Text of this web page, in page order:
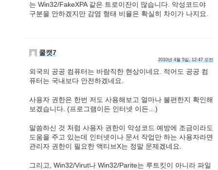
는 Win32/FakeXPA 같은 트로이잔이 많습니다. 악성코드야
구분을 안하겠지만 감염 형태 비율은 확실히 차이가 나지요.
쿨캣7
2010년 4월 5일, 12:47 오전
외국의 공공 컴퓨터는 바람직한 현상이네요. 적어도 공공 컴
퓨터는 국내보다 안전하겠네요.
사용자 권한은 한번 저도 사용해보고 얼마나 불편한지 확인해
보겠습니다. (프로그램이든 인터넷 이든…)
말씀하신 것 처럼 사용자 권한이 악성코드 예방에 조금이라도
도움을 주고 있는데 인터넷이나 문서 작업만 하는 사용자라면
관리자 권한이 필요한 액티브X는 정말 문제겠네요.
그리고, Win32/Virut나 Win32/Parite는 루트킷이 아니라 파일